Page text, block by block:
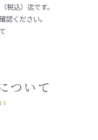
税込）迄です。
認ください。
ついて